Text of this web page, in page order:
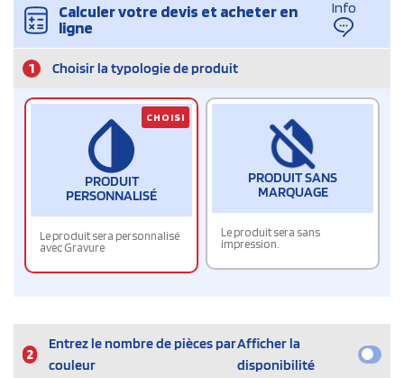
Calculer votre devis et acheter en
ligne
Info
1 Choisir la typologie de produit
PRODUIT
PERSONNALISÉ
Le produit sera personnalisé
avec Gravure
CHOISI
PRODUIT SANS
MARQUAGE
Le produit sera sans
impression.
2
Entrez le nombre de pièces par
couleur
Afficher la
disponibilité